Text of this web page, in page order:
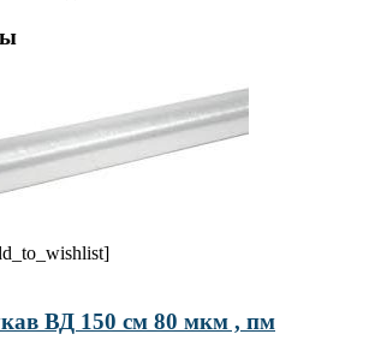
ВД 150 см 80 мкм , пм